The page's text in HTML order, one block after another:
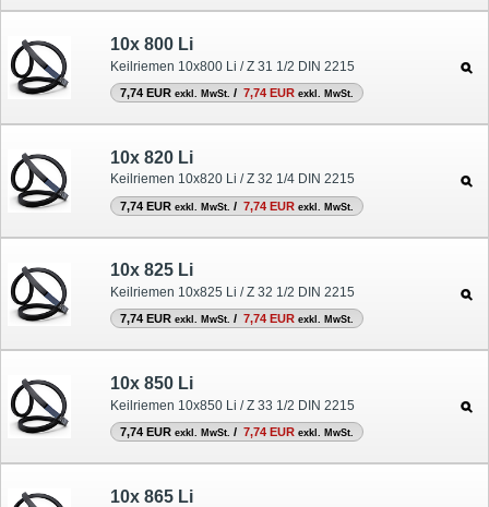
10x 800 Li
Keilriemen 10x800 Li / Z 31 1/2 DIN 2215
7,74 EUR exkl. MwSt. / 7,74 EUR exkl. MwSt.
10x 820 Li
Keilriemen 10x820 Li / Z 32 1/4 DIN 2215
7,74 EUR exkl. MwSt. / 7,74 EUR exkl. MwSt.
10x 825 Li
Keilriemen 10x825 Li / Z 32 1/2 DIN 2215
7,74 EUR exkl. MwSt. / 7,74 EUR exkl. MwSt.
10x 850 Li
Keilriemen 10x850 Li / Z 33 1/2 DIN 2215
7,74 EUR exkl. MwSt. / 7,74 EUR exkl. MwSt.
10x 865 Li